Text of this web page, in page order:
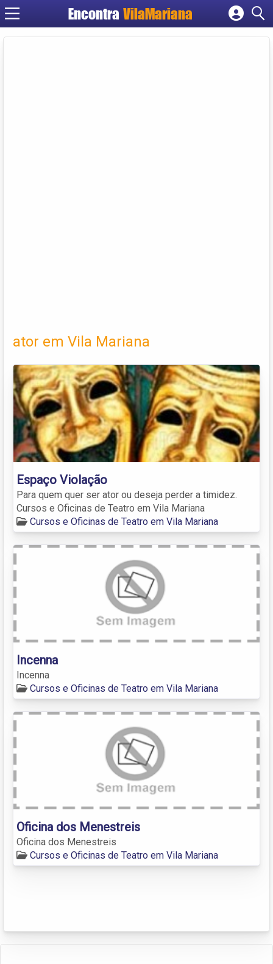
EncontraVilaMariana
Cadastrar empresa
ator em Vila Mariana
Espaço Violação
Para quem quer ser ator ou deseja perder a timidez.
Cursos e Oficinas de Teatro em Vila Mariana
Cursos e Oficinas de Teatro em Vila Mariana
Incenna
Incenna
Cursos e Oficinas de Teatro em Vila Mariana
Oficina dos Menestreis
Oficina dos Menestreis
Cursos e Oficinas de Teatro em Vila Mariana